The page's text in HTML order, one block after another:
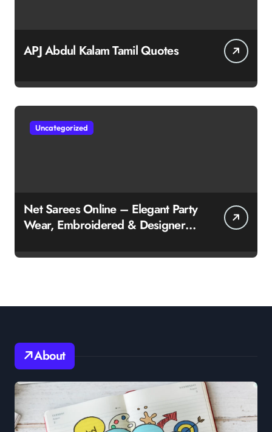
APJ Abdul Kalam Tamil Quotes
Uncategorized
Net Sarees Online – Elegant Party
Wear, Embroidered & Designer
About